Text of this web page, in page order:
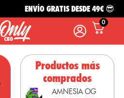
ENVÍO GRATIS DESDE 49€ 😎
0
Productos más
comprados
AMNESIA OG